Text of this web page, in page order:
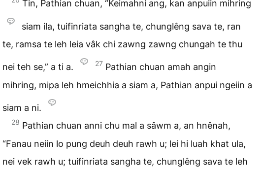
Tin, Pathian chuan, “Keimahni ang, kan anpuiin mihring
siam ila, tuifinriata sangha te, chunglêng sava te, ran
te, ramsa te leh leia vâk chi zawng zawng chungah te thu
nei teh se,” a ti a. 27 Pathian chuan amah angin
mihring, mipa leh hmeichhia a siam a, Pathian anpui ngeiin a
siam a ni.
28 Pathian chuan anni chu mal a sâwm a, an hnênah,
“Fanau neiin lo pung deuh deuh rawh u; lei hi luah khat ula,
nei vek rawh u; tuifinriata sangha te, chunglêng sava te leh